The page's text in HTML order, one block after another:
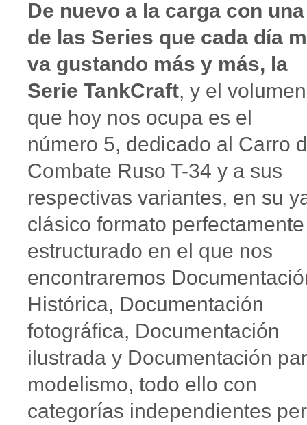
De nuevo a la carga con una
de las Series que cada día
va gustando más y más, la
Serie TankCraft, y el volumen
que hoy nos ocupa es el
número 5, dedicado al Carro
Combate Ruso T-34 y a sus
respectivas variantes, en su
clásico formato perfectamente
estructurado en el que nos
encontraremos
Histórica, Documentación
fotográfica, Documentación
ilustrada y Documentación
modelismo, todo ello con
categorías independientes